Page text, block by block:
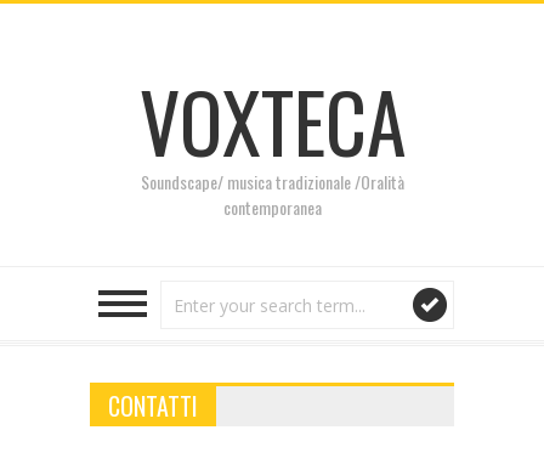
VOXTECA
Soundscape/ musica tradizionale /Oralità
contemporanea
CONTATTI